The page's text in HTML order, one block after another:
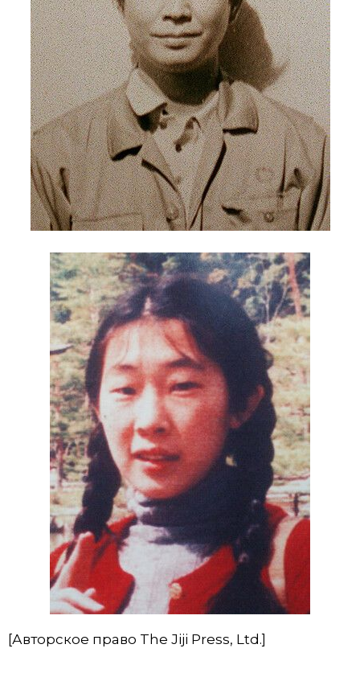
[Авторское право The Jiji Press, Ltd.]